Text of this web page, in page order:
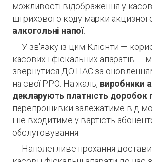
можливості відображення у
штрихового коду марки
алкогольні напої.
У зв'язку із цим Клієнти — користувачі
касових і фіскальних апаратів —
звернутися ДО НАС за
на свої РРО. На жаль, виробники
декларують платність доробок
перепрошивки залежатиме від
і не входитиме у вартість
обслуговування.
Наполегливе прохання доставити свої